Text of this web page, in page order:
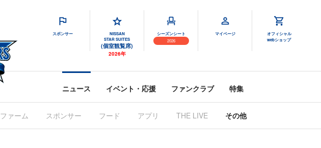
スポンサー
NISSAN
STAR SUITES
(個室観覧席)
2026年
シーズンシート
2026
マイページ
オフィシャル
webショップ
ニュース イベント・応援 ファンクラブ 特集
ファーム スポンサー フード アプリ THE LIVE その他